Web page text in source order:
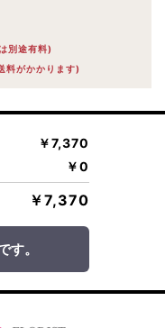
別途有料)
料がかかります)
￥7,370
￥0
￥7,370
す。